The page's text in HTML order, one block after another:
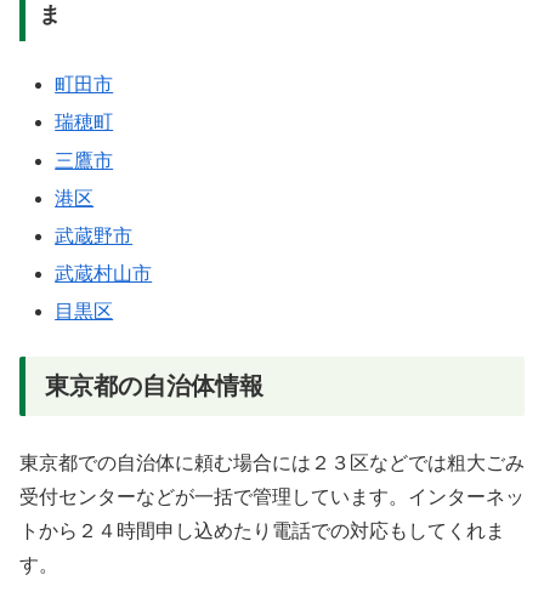
ま
町田市
瑞穂町
三鷹市
港区
武蔵野市
武蔵村山市
目黒区
東京都の自治体情報
東京都での自治体に頼む場合には２３区などでは粗大ごみ
受付センターなどが一括で管理しています。インターネッ
トから２４時間申し込めたり電話での対応もしてくれま
す。